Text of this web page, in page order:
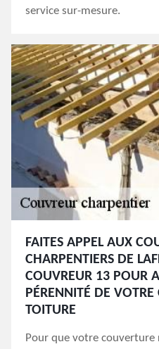
service sur-mesure.
FAITES APPEL AUX
CHARPENTIERS DE
COUVREUR 13 POUR
PÉRENNITÉ DE VOTRE
TOITURE
Pour que votre